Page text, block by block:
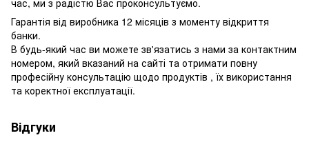
Гарантія від виробника 12 місяців з моменту відкриття
банки.
В будь-який час ви можете зв'язатись з нами за контактним
номером, який вказаний на сайті та отримати повну
професійну консультацію щодо продуктів , їх використання
та коректної експлуатації.
Відгуки